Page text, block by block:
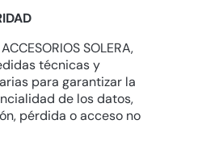
SOLERA,
técnicas y
para garantizar la
de los datos,
pérdida o acceso no